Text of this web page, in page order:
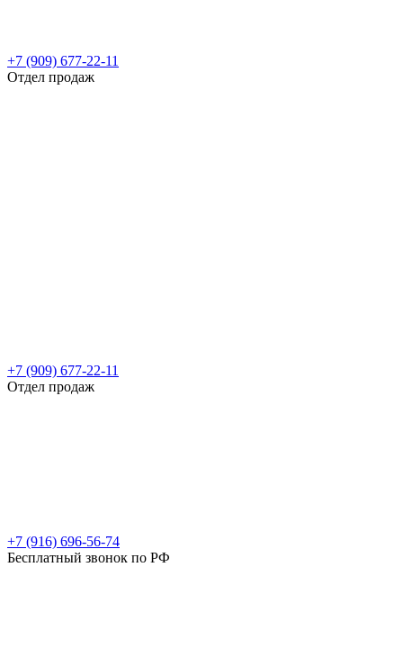
+7 (909) 677-22-11
Отдел продаж
+7 (909) 677-22-11
Отдел продаж
+7 (916) 696-56-74
Бесплатный звонок по РФ